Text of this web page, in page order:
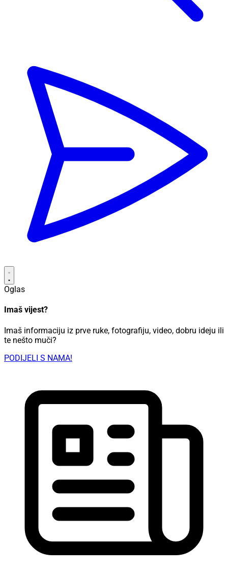
Oglas
Imaš vijest?
Imaš informaciju iz prve ruke, fotografiju, video, dobru ideju ili
te nešto muči?
PODIJELI S NAMA!